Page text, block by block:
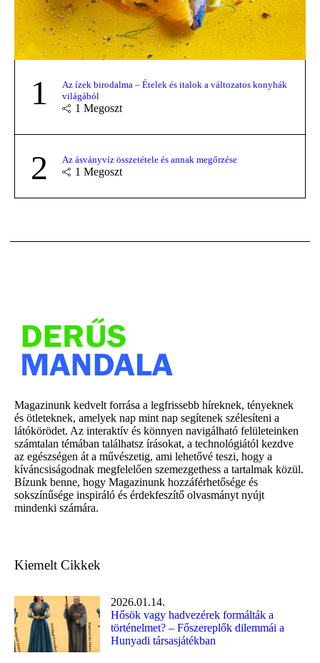
1
Az ízek birodalma – Ételek és italok a változatos konyhák
világából
1 Megoszt
2 Az ásványvíz összetétele és annak megőrzése
1 Megoszt
Magazinunk kedvelt forrása a legfrissebb híreknek, tényeknek
és ötleteknek, amelyek nap mint nap segítenek szélesíteni a
látókörödet. Az interaktív és könnyen navigálható felületeinken
számtalan témában találhatsz írásokat, a technológiától kezdve
az egészségen át a művészetig, ami lehetővé teszi, hogy a
kíváncsiságodnak megfelelően szemezgethess a tartalmak közül.
Bízunk benne, hogy Magazinunk hozzáférhetősége és
sokszínűsége inspiráló és érdekfeszítő olvasmányt nyújt
mindenki számára.
Kiemelt Cikkek
2026.01.14.
Hősök vagy hadvezérek formálták a
történelmet? – Főszereplők dilemmái a
Hunyadi társasjátékban